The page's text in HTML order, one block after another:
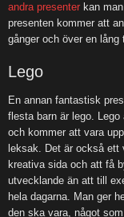
andra presenter kan
presenten kommer att
gånger och över en lång
Lego
En annan fantastisk
flesta barn är lego.
och kommer att vara
leksak. Det är också ett
kreativa sida och att få
utvecklande än att till
hela dagarna. Man ger
den ska vara, något